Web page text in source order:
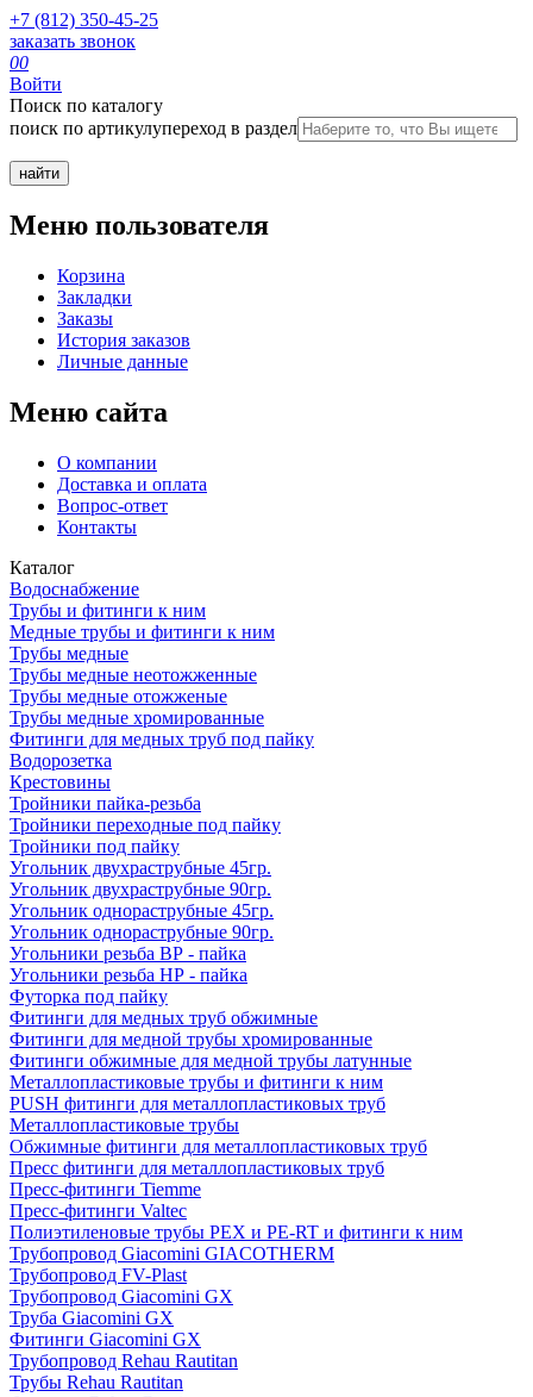
+7 (812) 350-45-25
заказать звонок
00
Войти
Поиск по каталогу
поиск по артикулупереход в раздел
Меню пользователя
Корзина
Закладки
Заказы
История заказов
Личные данные
Меню сайта
О компании
Доставка и оплата
Вопрос-ответ
Контакты
Каталог
Водоснабжение
Трубы и фитинги к ним
Медные трубы и фитинги к ним
Трубы медные
Трубы медные неотожженные
Трубы медные отожженые
Трубы медные хромированные
Фитинги для медных труб под пайку
Водорозетка
Крестовины
Тройники пайка-резьба
Тройники переходные под пайку
Тройники под пайку
Угольник двухраструбные 45гр.
Угольник двухраструбные 90гр.
Угольник однораструбные 45гр.
Угольник однораструбные 90гр.
Угольники резьба ВР - пайка
Угольники резьба НР - пайка
Футорка под пайку
Фитинги для медных труб обжимные
Фитинги для медной трубы хромированные
Фитинги обжимные для медной трубы латунные
Металлопластиковые трубы и фитинги к ним
PUSH фитинги для металлопластиковых труб
Металлопластиковые трубы
Обжимные фитинги для металлопластиковых труб
Пресс фитинги для металлопластиковых труб
Пресс-фитинги Tiemme
Пресс-фитинги Valtec
Полиэтиленовые трубы PEX и PE-RT и фитинги к ним
Трубопровод Giacomini GIACOTHERM
Трубопровод FV-Plast
Трубопровод Giacomini GX
Труба Giacomini GX
Фитинги Giacomini GX
Трубопровод Rehau Rautitan
Трубы Rehau Rautitan